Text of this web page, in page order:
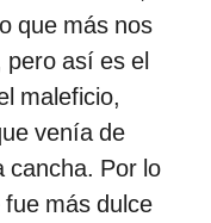
que más nos
pero así es el
maleficio,
venía de
cancha. Por lo
más dulce